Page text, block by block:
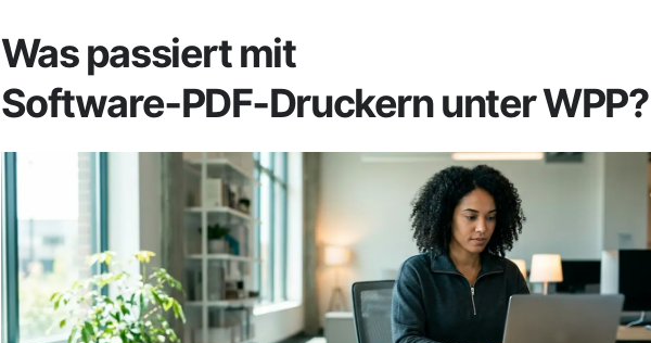
Was passiert mit
Software‑PDF‑Druckern unter WPP?